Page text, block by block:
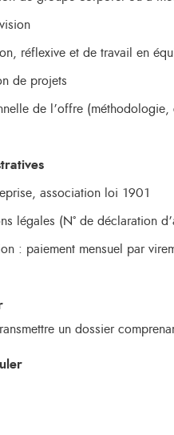
réflexive et de travail en
de projets
de l’offre
association loi 1901
légales (N° de déclaration
: paiement mensuel par
un dossier